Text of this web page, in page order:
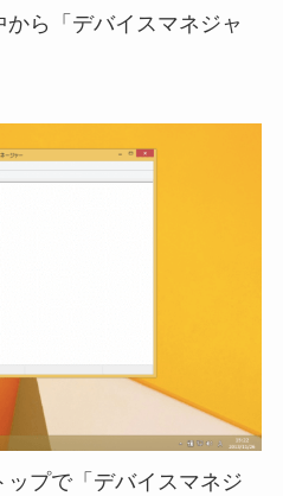
ら「デバイスマネジャ
プで「デバイスマネジ